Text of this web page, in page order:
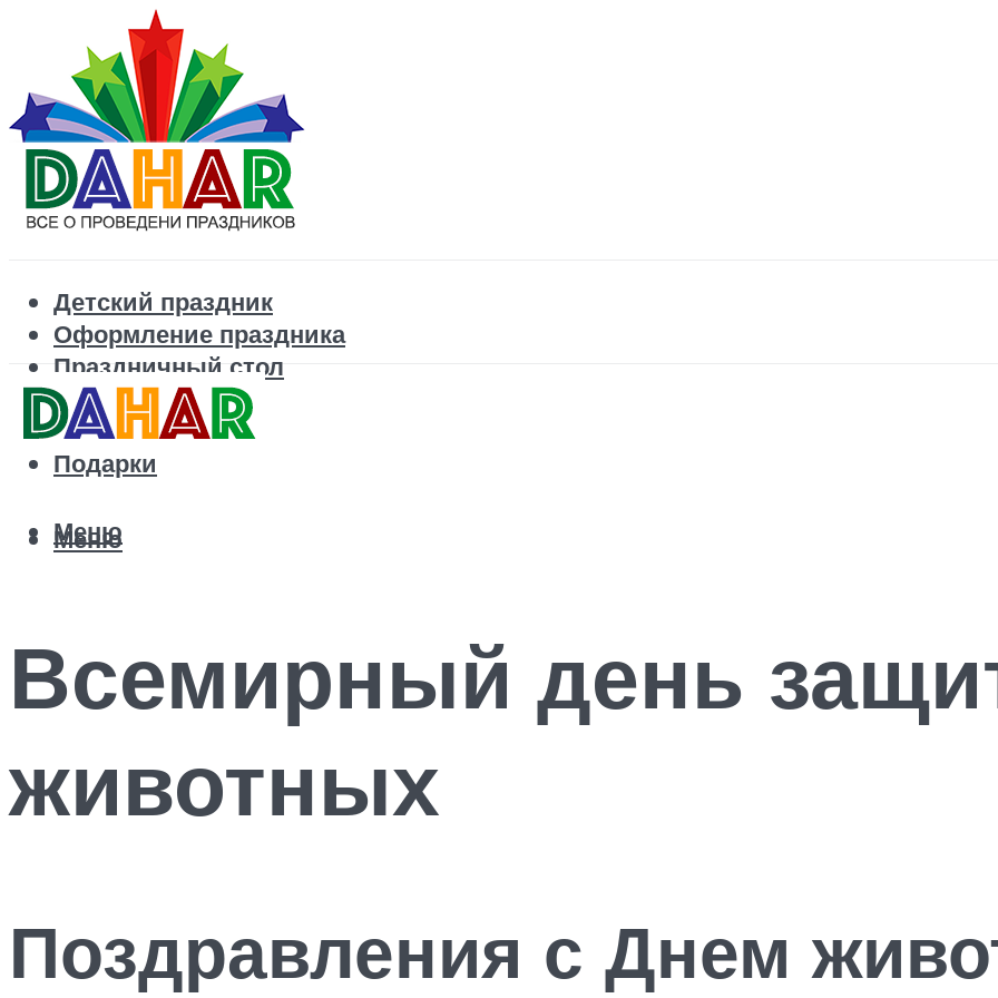
Детский праздник
Оформление праздника
Праздничный стол
Корпоратив
Поздравления
Подарки
Меню
Меню
Всемирный день
животных
Поздравления с Днем